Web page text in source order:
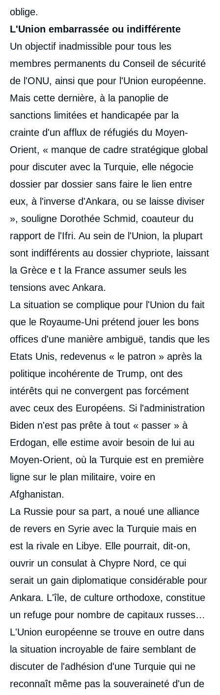
oblige.
L'Union embarrassée ou indifférente
Un objectif inadmissible pour tous les
membres permanents du Conseil de sécurité
de l'ONU, ainsi que pour l'Union européenne.
Mais cette dernière, à la panoplie de
sanctions limitées et handicapée par la
crainte d'un afflux de réfugiés du Moyen-
Orient, « manque de cadre stratégique global
pour discuter avec la Turquie, elle négocie
dossier par dossier sans faire le lien entre
eux, à l'inverse d'Ankara, ou se laisse diviser
», souligne Dorothée Schmid, coauteur du
rapport de l'Ifri. Au sein de l'Union, la plupart
sont indifférents au dossier chypriote, laissant
la Grèce e t la France assumer seuls les
tensions avec Ankara.
La situation se complique pour l'Union du fait
que le Royaume-Uni prétend jouer les bons
offices d'une manière ambiguë, tandis que les
Etats Unis, redevenus « le patron » après la
politique incohérente de Trump, ont des
intérêts qui ne convergent pas forcément
avec ceux des Européens. Si l'administration
Biden n'est pas prête à tout « passer » à
Erdogan, elle estime avoir besoin de lui au
Moyen-Orient, où la Turquie est en première
ligne sur le plan militaire, voire en
Afghanistan.
La Russie pour sa part, a noué une alliance
de revers en Syrie avec la Turquie mais en
est la rivale en Libye. Elle pourrait, dit-on,
ouvrir un consulat à Chypre Nord, ce qui
serait un gain diplomatique considérable pour
Ankara. L'île, de culture orthodoxe, constitue
un refuge pour nombre de capitaux russes…
L'Union européenne se trouve en outre dans
la situation incroyable de faire semblant de
discuter de l'adhésion d'une Turquie qui ne
reconnaît même pas la souveraineté d'un de